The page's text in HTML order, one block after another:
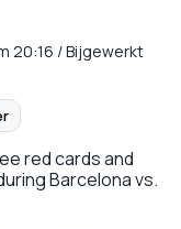
20:16 /Bijgewerkt
red cards and
Barcelona vs.